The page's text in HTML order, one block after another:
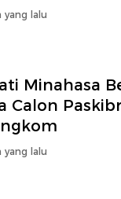
yang lalu
Minahasa
Calon
yang lalu